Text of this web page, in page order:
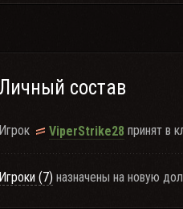
Личный состав
Игрок ViperStrike28 принят в
Игроки (7) назначены на новую